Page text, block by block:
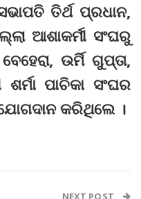
ତିର୍ଥ ପ୍ରଧାନ,
ଆଶାକର୍ମୀ ସଂଘରୁ
ଉର୍ମି ଗୁପ୍ତା,
ପାଚିକା ସଂଘର
କରିଥିଲେ ।